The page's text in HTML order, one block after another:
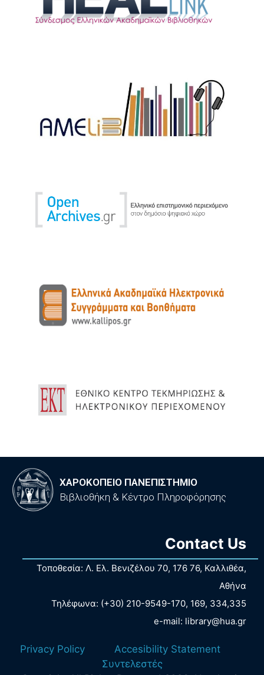
ΧΑΡΟΚΟΠΕΙΟ ΠΑΝΕΠΙΣΤΗΜΙΟ
Βιβλιοθήκη & Κέντρο Πληροφόρησης
Contact Us
Τοποθεσία: Λ. Ελ. Βενιζέλου 70, 176 76, Καλλιθέα,
Αθήνα
Τηλέφωνα: (+30) 210-9549-170, 169, 334,335
e-mail: library@hua.gr
Privacy Policy
Accesibility Statement
Συντελεστές